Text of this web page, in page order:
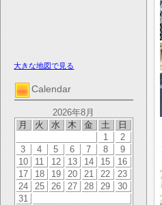
大きな地図で見る
Calendar
2026年8月
月
火 水 木 金 土 日
1
2
3
4 5 6 7 8
9
10
11 12 13 14 15
16
17
18 19 20 21 22
23
24
25 26 27 28 29
30
31